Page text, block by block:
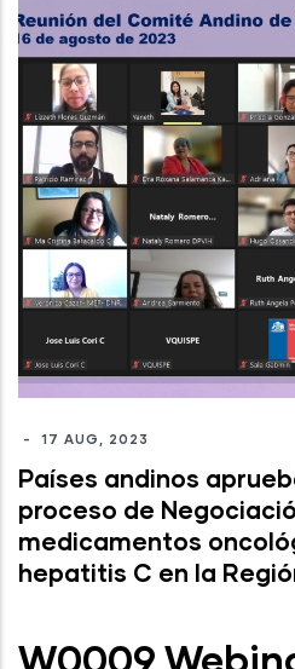
- 17 AUG, 2023
Países andinos
proceso de
medicamentos
hepatitis C en la
W0009